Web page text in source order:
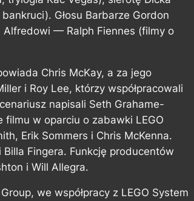
Głosu Barbarze Gordon
Alfredowi — Ralph Fiennes (filmy o
Chris McKay, a za jego
i Roy Lee, którzy współpracowali
napisali Seth Grahame-
w oparciu o zabawki LEGO
Erik Sommers i Chris McKenna.
Billa Fingera. Funkcję producentów
i Will Allegra.
we współpracy z LEGO System